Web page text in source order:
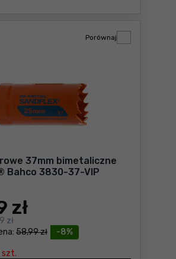
37mm bimetaliczne
Bahco 3830-37-VIP
-8%
58,99 zł
zł
zł
szt.
Porównaj